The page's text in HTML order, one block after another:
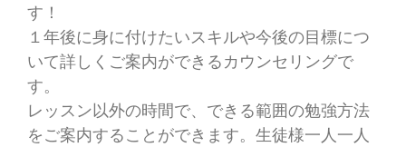
す！
１年後に身に付けたいスキルや今後の目標につ
いて詳しくご案内ができるカウンセリングで
す。
レッスン以外の時間で、できる範囲の勉強方法
をご案内することができます。生徒様一人一人